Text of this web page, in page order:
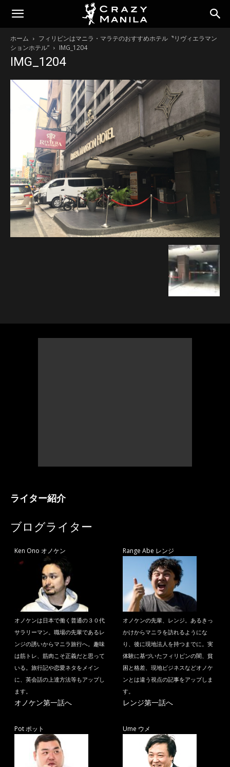
ホーム
フィリピンはマニラ・マラテのおすすめホテル〝リヴィエラマン
ションホテル”
IMG_1204
IMG_1204
ライター紹介
ブログライター
Ken Ono オノケン
オノケンは日本で働く普通の３０代
サラリーマン。職場の先輩であるレ
ンジの誘いからマニラ旅行へ。趣味
は筋トレ、筋肉こそ正義だと思って
いる。旅行記や恋愛ネタをメイン
に、英会話の上達方法等もアップし
ます。
オノケン第一話へ
Range Abe レンジ
オノケンの先輩、レンジ。あるきっ
かけからマニラを訪れるようにな
り、後に現地法人を持つまでに。実
体験に基づいたフィリピンの闇、貧
困と格差、現地ビジネスなどオノケ
ンとは違う視点の記事をアップしま
す。
レンジ第一話へ
Pot ポット Ume ウメ